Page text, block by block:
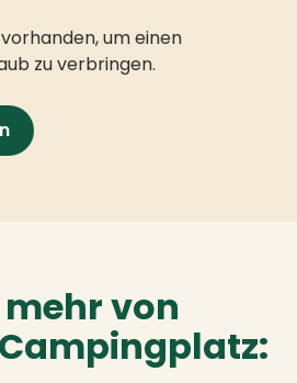
um einen
zu verbringen.
mehr von